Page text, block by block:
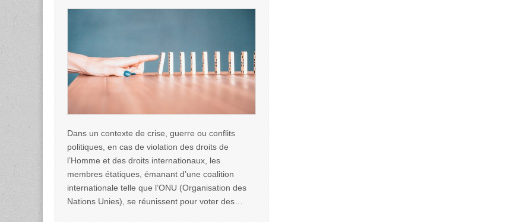
Dans un contexte de crise, guerre ou conflits
politiques, en cas de violation des droits de
l’Homme et des droits internationaux, les
membres étatiques, émanant d’une coalition
internationale telle que l’ONU (Organisation des
Nations Unies), se réunissent pour voter des…